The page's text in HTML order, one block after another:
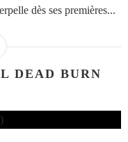
dès ses premières...
DEAD BURN